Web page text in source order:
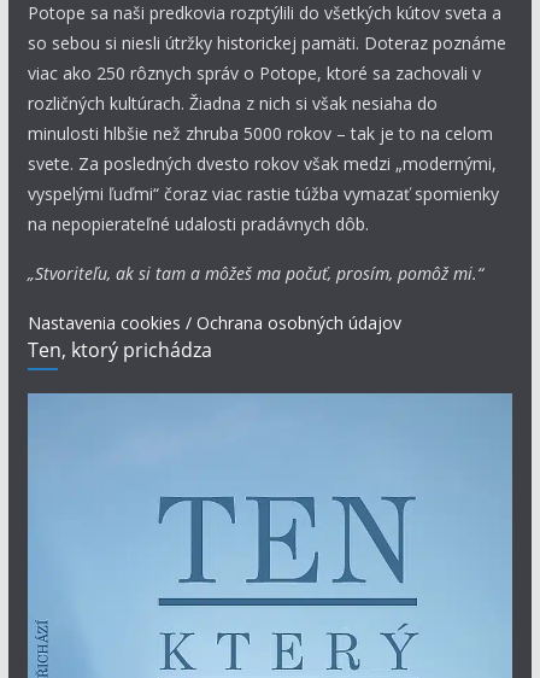
Potope sa naši predkovia rozptýlili do všetkých kútov sveta a
so sebou si niesli útržky historickej pamäti. Doteraz poznáme
viac ako 250 rôznych správ o Potope, ktoré sa zachovali v
rozličných kultúrach. Žiadna z nich si však nesiaha do
minulosti hlbšie než zhruba 5000 rokov – tak je to na celom
svete. Za posledných dvesto rokov však medzi „modernými,
vyspelými ľuďmi“ čoraz viac rastie túžba vymazať spomienky
na nepopierateľné udalosti pradávnych dôb.
„Stvoriteľu, ak si tam a môžeš ma počuť, prosím, pomôž mi.“
Nastavenia cookies / Ochrana osobných údajov
Ten, ktorý prichádza